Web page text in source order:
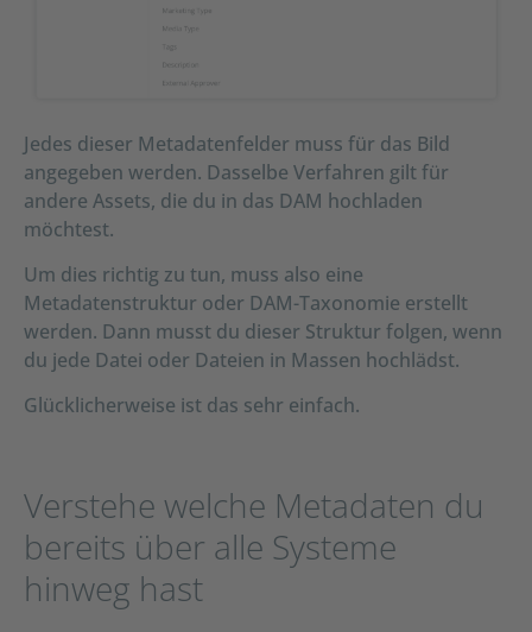
Jedes dieser Metadatenfelder muss für das Bild
angegeben werden. Dasselbe Verfahren gilt für
andere Assets, die du in das DAM hochladen
möchtest.
Um dies richtig zu tun, muss also eine
Metadatenstruktur oder DAM-Taxonomie erstellt
werden. Dann musst du dieser Struktur folgen, wenn
du jede Datei oder Dateien in Massen hochlädst.
Glücklicherweise ist das sehr einfach.
Verstehe welche Metadaten du
bereits über alle Systeme
hinweg hast